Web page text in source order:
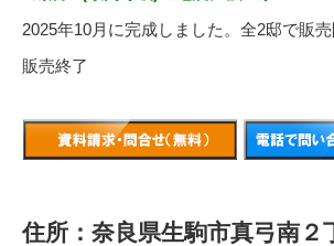
2025年10月に完成しました。全2邸で販
販売終了
住所：奈良県生駒市真弓南２